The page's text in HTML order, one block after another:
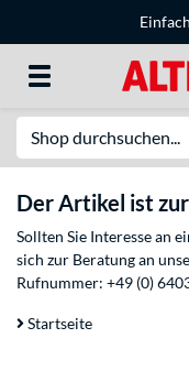
Der Artikel ist
Sollten Sie Interesse an
sich zur Beratung an
Rufnummer: +49 (0)
Startseite